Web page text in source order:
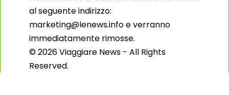
al seguente indirizzo:
marketing@lenews.info e verranno
immediatamente rimosse.
© 2026 Viaggiare News - All Rights
Reserved.